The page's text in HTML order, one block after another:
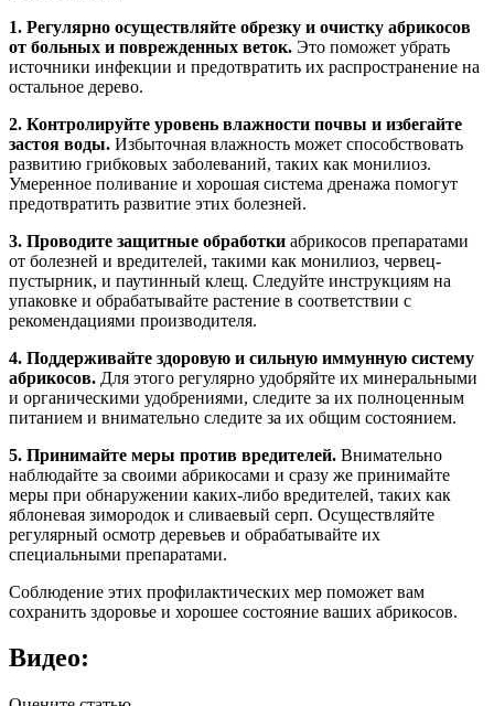
1. Регулярно осуществляйте обрезку и очистку абрикосов
от больных и поврежденных веток. Это поможет убрать
источники инфекции и предотвратить их распространение на
остальное дерево.
2. Контролируйте уровень влажности почвы и избегайте
застоя воды. Избыточная влажность может способствовать
развитию грибковых заболеваний, таких как монилиоз.
Умеренное поливание и хорошая система дренажа помогут
предотвратить развитие этих болезней.
3. Проводите защитные обработки абрикосов препаратами
от болезней и вредителей, такими как монилиоз, червец-
пустырник, и паутинный клещ. Следуйте инструкциям на
упаковке и обрабатывайте растение в соответствии с
рекомендациями производителя.
4. Поддерживайте здоровую и сильную иммунную систему
абрикосов. Для этого регулярно удобряйте их минеральными
и органическими удобрениями, следите за их полноценным
питанием и внимательно следите за их общим состоянием.
5. Принимайте меры против вредителей. Внимательно
наблюдайте за своими абрикосами и сразу же принимайте
меры при обнаружении каких-либо вредителей, таких как
яблоневая зимородок и сливаевый серп. Осуществляйте
регулярный осмотр деревьев и обрабатывайте их
специальными препаратами.
Соблюдение этих профилактических мер поможет вам
сохранить здоровье и хорошее состояние ваших абрикосов.
Видео: